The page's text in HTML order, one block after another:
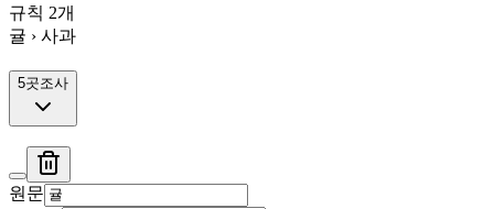
규칙 2개
귤 › 사과
5곳조사
원문